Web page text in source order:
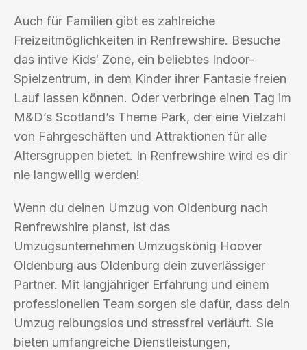
Auch für Familien gibt es zahlreiche
Freizeitmöglichkeiten in Renfrewshire. Besuche
das intive Kids‘ Zone, ein beliebtes Indoor-
Spielzentrum, in dem Kinder ihrer Fantasie freien
Lauf lassen können. Oder verbringe einen Tag im
M&D’s Scotland’s Theme Park, der eine Vielzahl
von Fahrgeschäften und Attraktionen für alle
Altersgruppen bietet. In Renfrewshire wird es dir
nie langweilig werden!
Wenn du deinen Umzug von Oldenburg nach
Renfrewshire planst, ist das
Umzugsunternehmen Umzugskönig Hoover
Oldenburg aus Oldenburg dein zuverlässiger
Partner. Mit langjähriger Erfahrung und einem
professionellen Team sorgen sie dafür, dass dein
Umzug reibungslos und stressfrei verläuft. Sie
bieten umfangreiche Dienstleistungen,